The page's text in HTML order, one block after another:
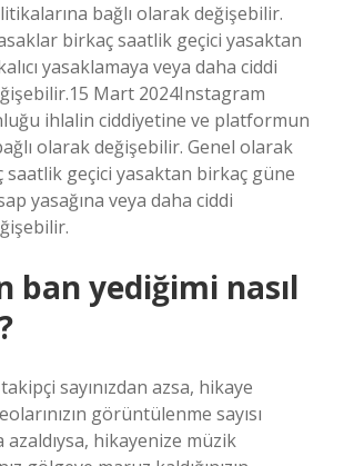
bağlı olarak değişebilir.
birkaç saatlik geçici yasaktan
yasaklamaya veya daha ciddi
Mart 2024Instagram
ihlalin ciddiyetine ve platformun
olarak değişebilir. Genel olarak
saatlik geçici yasaktan birkaç güne
yasağına veya daha ciddi
ban yediğimi nasıl
sayınızdan azsa, hikaye
görüntülenme sayısı
hikayenize müzik